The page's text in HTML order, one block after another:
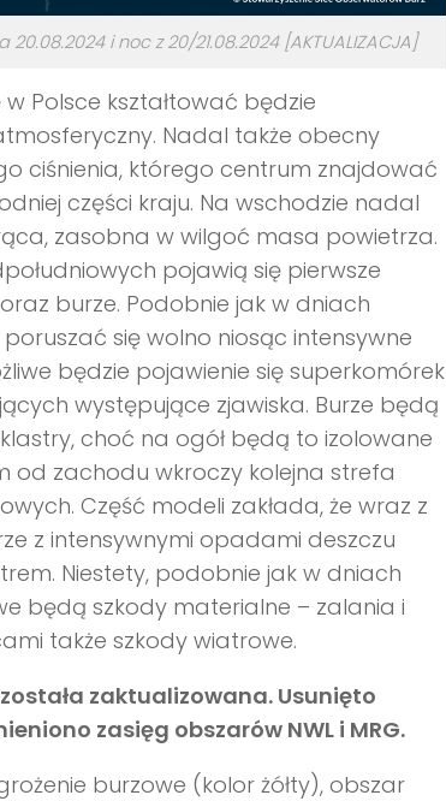
i noc z 20/21.08.2024 [AKTUALIZACJA]
Polsce kształtować będzie
Nadal także obecny
ciśnienia, którego centrum znajdować
części kraju. Na wschodzie nadal
zasobna w wilgoć masa powietrza.
pojawią się pierwsze
burze. Podobnie jak w dniach
się wolno niosąc intensywne
będzie pojawienie się superkomórek
występujące zjawiska. Burze będą
klastry, choć na ogół będą to izolowane
od zachodu wkroczy kolejna strefa
Część modeli zakłada, że wraz z
z intensywnymi opadami deszczu
Niestety, podobnie jak w dniach
będą szkody materialne – zalania i
także szkody wiatrowe.
zaktualizowana. Usunięto
zasięg obszarów NWL i MRG.
burzowe (kolor żółty), obszar